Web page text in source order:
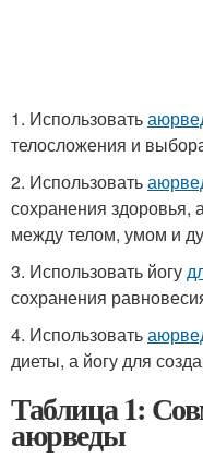
1. Использовать
телосложения и
2. Использовать
сохранения здоровья,
между телом, умом и
3. Использовать йогу
сохранения
4. Использовать
диеты, а йогу для
Таблица 1:
аюрведы